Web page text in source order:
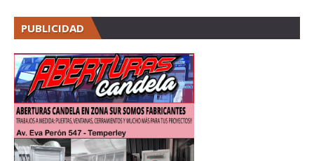
PUBLICIDAD